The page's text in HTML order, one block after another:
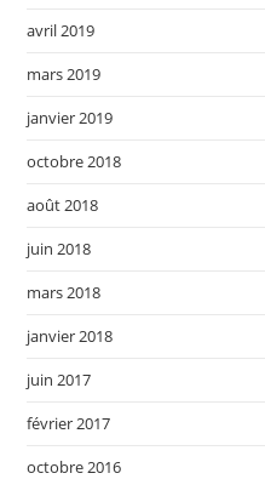
avril 2019
mars 2019
janvier 2019
octobre 2018
août 2018
juin 2018
mars 2018
janvier 2018
juin 2017
février 2017
octobre 2016